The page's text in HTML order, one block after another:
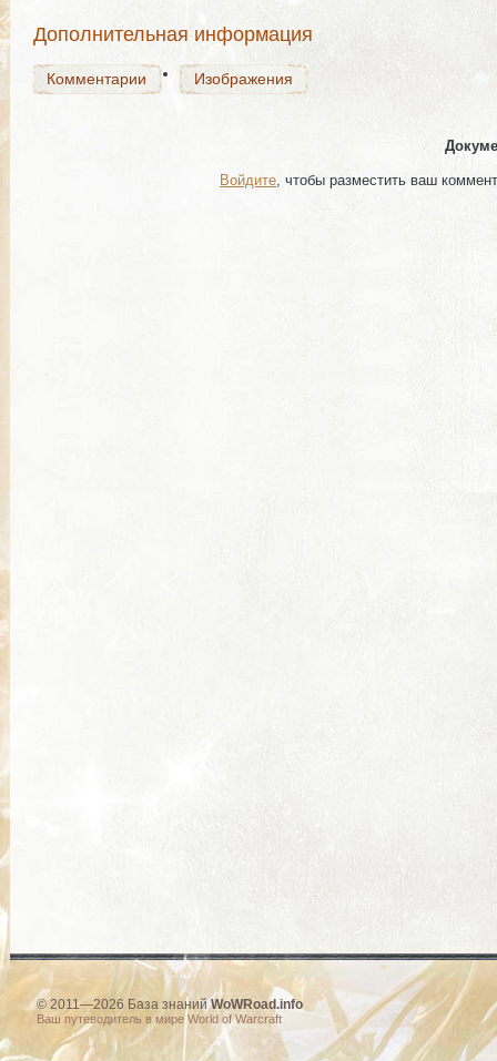
Дополнительная информация
Комментарии Изображения
Войдите , чтобы разместить ваш
© 2011—2026 База знанийWoWRoad.info
Ваш путеводитель в мире World of Warcraft